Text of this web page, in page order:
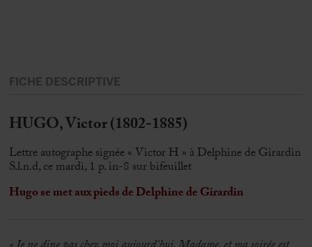
FICHE DESCRIPTIVE
HUGO, Victor (1802-1885)
Lettre autographe signée « Victor H » à Delphine de Girardin
S.l.n.d, ce mardi, 1 p. in-8 sur bifeuillet
Hugo se met aux pieds de Delphine de Girardin